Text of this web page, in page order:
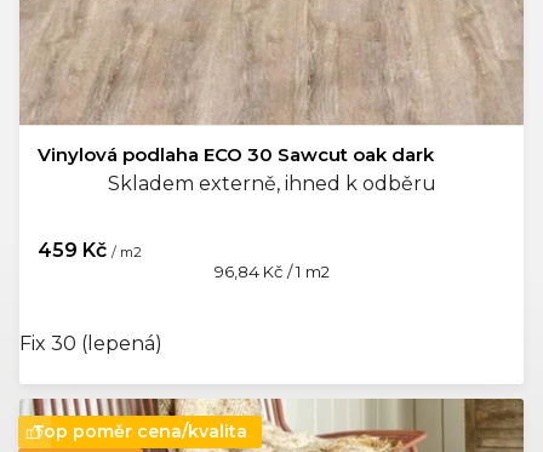
Vinylová podlaha ECO 30 Sawcut oak dark
Skladem externě, ihned k odběru
459 Kč / m2
Měrná
96,84 Kč / 1 m2
Fix 30 (lepená)
Top poměr cena/kvalita